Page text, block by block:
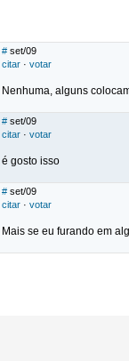
# set/09
citar · votar
Nenhuma, alguns
# set/09
citar · votar
é gosto isso
# set/09
citar · votar
Mais se eu furando em